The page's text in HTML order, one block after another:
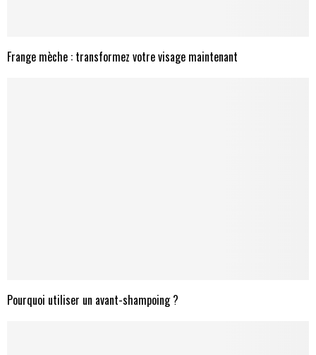
Frange mèche : transformez votre visage maintenant
Pourquoi utiliser un avant-shampoing ?